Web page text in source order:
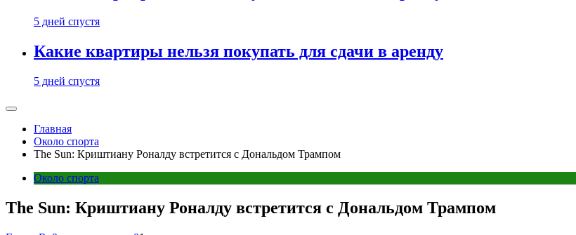
5 дней спустя
Какие квартиры нельзя покупать для сдачи в аренду
5 дней спустя
Главная
Около спорта
The Sun: Криштиану Роналду встретится с Дональдом Трампом
Около спорта
The Sun: Криштиану Роналду встретится с Дональдом Трампом